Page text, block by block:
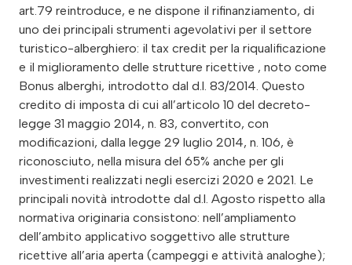
art.79 reintroduce, e ne dispone il rifinanziamento, di
uno dei principali strumenti agevolativi per il settore
turistico-alberghiero: il tax credit per la riqualificazione
e il miglioramento delle strutture ricettive , noto come
Bonus alberghi, introdotto dal d.l. 83/2014. Questo
credito di imposta di cui all’articolo 10 del decreto-
legge 31 maggio 2014, n. 83, convertito, con
modificazioni, dalla legge 29 luglio 2014, n. 106, è
riconosciuto, nella misura del 65% anche per gli
investimenti realizzati negli esercizi 2020 e 2021. Le
principali novità introdotte dal d.l. Agosto rispetto alla
normativa originaria consistono: nell’ampliamento
dell’ambito applicativo soggettivo alle strutture
ricettive all’aria aperta (campeggi e attività analoghe);